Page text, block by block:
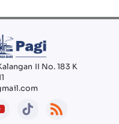
II No. 183 K